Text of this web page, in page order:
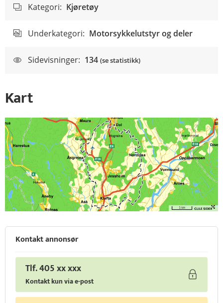
Kategori: Kjøretøy
Underkategori: Motorsykkelutstyr og deler
Sidevisninger: 134 (se statistikk)
Kart
Kontakt annonsør
Tlf. 405 xx xxx
Kontakt kun via e-post